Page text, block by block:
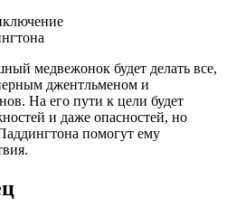
медвежонок будет делать все,
джентльменом и
На его пути к цели будет
и даже опасностей, но
помогут ему